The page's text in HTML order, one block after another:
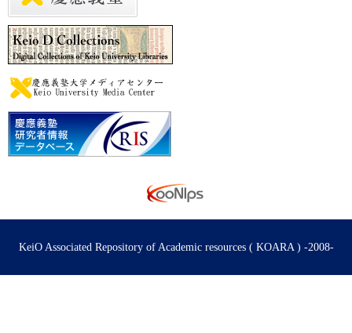
KeiO Associated Repository of Academic resources ( KOARA ) -2008-